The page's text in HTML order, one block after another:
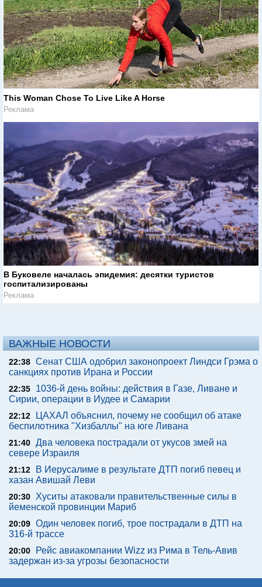
This Woman Chose To Live Like A Horse
Реклама
В Буковеле началась эпидемия: десятки туристов
госпитализированы
Реклама
ВАЖНЫЕ НОВОСТИ
22:38 Сенат США одобрил законопроект Линдси Грэма о
санкциях против Ирана и России
22:35
1036-й день войны: действия в Газе, Ливане и
Сирии, операции в Иудее и Самарии
22:12
ЦАХАЛ объяснил, почему не сообщил об атаке
беспилотника "Хизбаллы" на юге Ливана
21:40 Два человека пострадали от укусов змей на
севере Израиля
21:12
В Иерусалиме в результате ДТП погиб певец и
хазан Авишай Леви
20:30 Хуситы атаковали правительственные силы в
йеменской провинции Мариб
20:09 Один человек погиб, трое пострадали в ДТП на
316-й трассе
20:00
Рейс авиакомпании Wizz из Рима в Тель-Авив
задержан из-за угрозы безопасности